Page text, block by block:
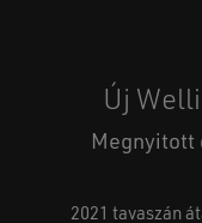
Új
Megnyitott
2021 tavaszán